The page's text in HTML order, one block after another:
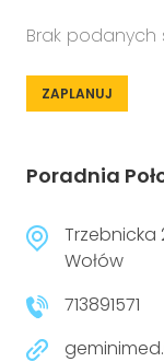
Brak podanych
ZAPLANUJ
Poradnia
Trzebnicka
Wołów
713891571